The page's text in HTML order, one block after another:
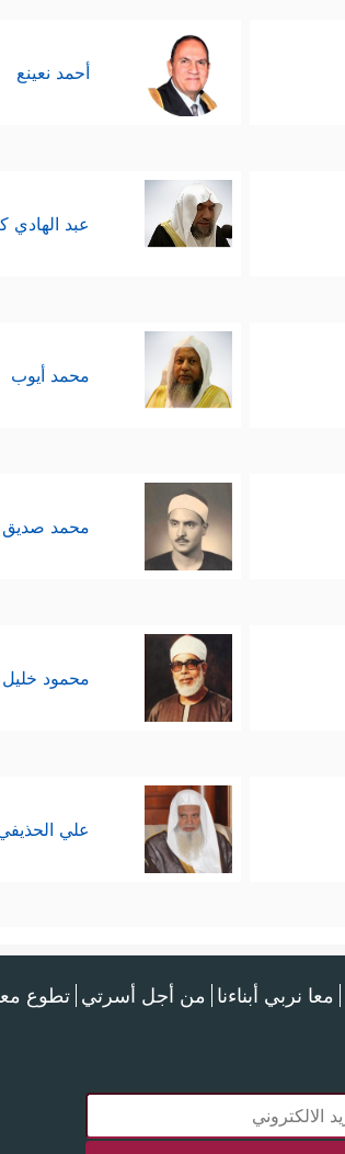
أحمد نعينع
عبد الهادي
محمد أيوب
محمد صديق
محمود
علي
معا نربي أبناءنا من أجل أسرتي تطوع